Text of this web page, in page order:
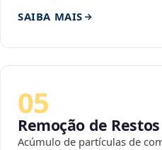
SAIBA MAIS
05
Remoção de Restos
Acúmulo de partículas de